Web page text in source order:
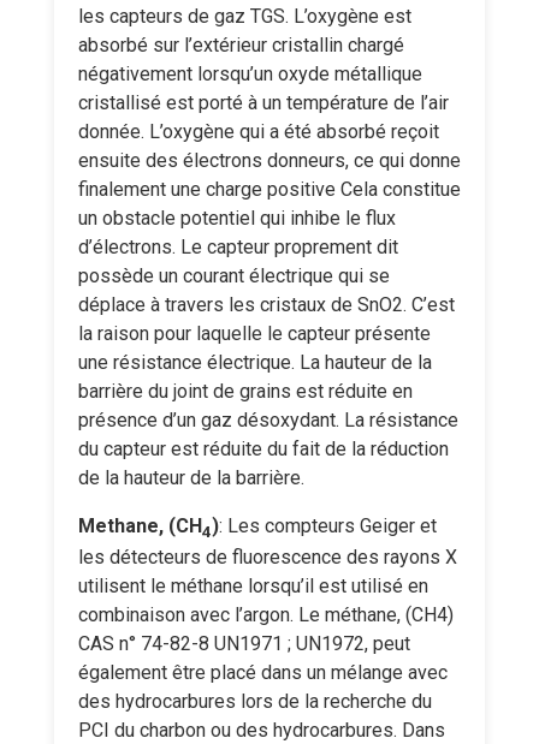
les capteurs de gaz TGS. L’oxygène est
absorbé sur l’extérieur cristallin chargé
négativement lorsqu’un oxyde métallique
cristallisé est porté à un température de l’air
donnée. L’oxygène qui a été absorbé reçoit
ensuite des électrons donneurs, ce qui donne
finalement une charge positive Cela constitue
un obstacle potentiel qui inhibe le flux
d’électrons. Le capteur proprement dit
possède un courant électrique qui se
déplace à travers les cristaux de SnO2. C’est
la raison pour laquelle le capteur présente
une résistance électrique. La hauteur de la
barrière du joint de grains est réduite en
présence d’un gaz désoxydant. La résistance
du capteur est réduite du fait de la réduction
de la hauteur de la barrière.
Methane, (CH4): Les compteurs Geiger et
les détecteurs de fluorescence des rayons X
utilisent le méthane lorsqu’il est utilisé en
combinaison avec l’argon. Le méthane, (CH4)
CAS n° 74-82-8 UN1971 ; UN1972, peut
également être placé dans un mélange avec
des hydrocarbures lors de la recherche du
PCI du charbon ou des hydrocarbures. Dans